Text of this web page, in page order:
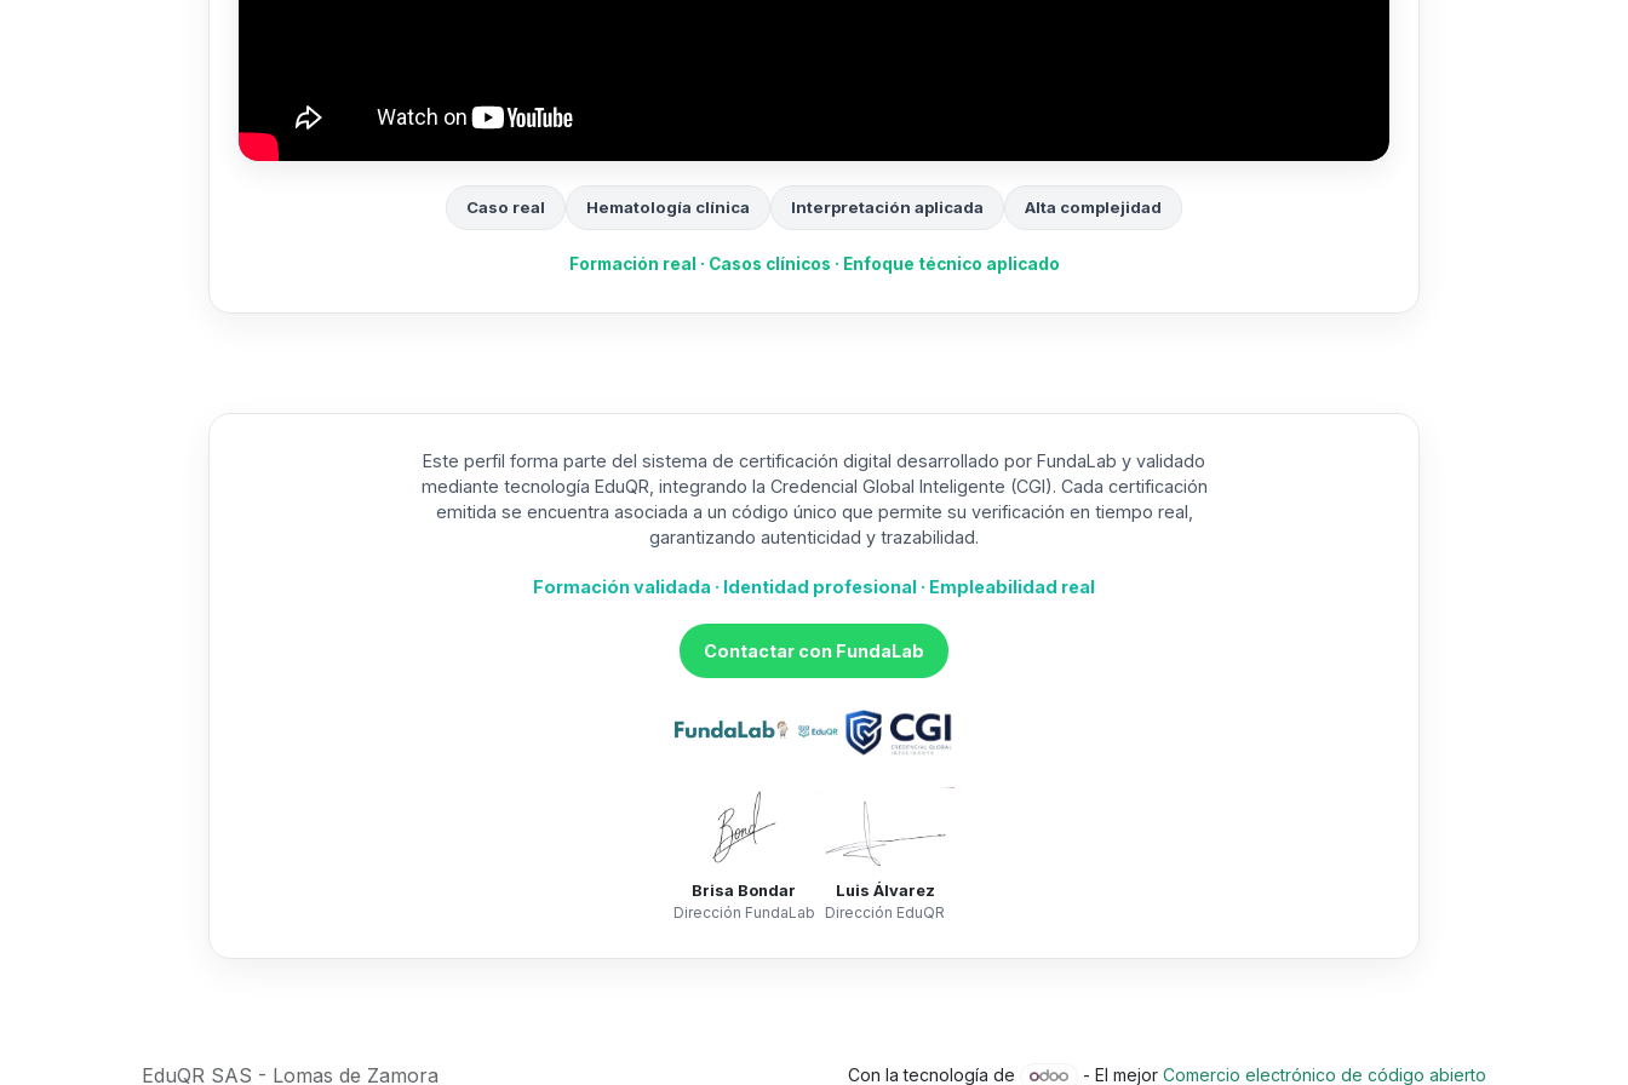
Caso real Hematología clínica Interpretación aplicada Alta complejidad
Formación real · Casos clínicos · Enfoque técnico aplicado
Este perfil forma parte del sistema de certificación digital desarrollado por FundaLab y validado
mediante tecnología EduQR, integrando la Credencial Global Inteligente (CGI). Cada certificación
emitida se encuentra asociada a un código único que permite su verificación en tiempo real,
garantizando autenticidad y trazabilidad.
Formación validada · Identidad profesional · Empleabilidad real
Contactar con FundaLab
Brisa Bondar
Dirección FundaLab
Luis Álvarez
Dirección EduQR
EduQR SAS - Lomas de Zamora Con la tecnología de - El mejor Comercio electrónico de código abierto